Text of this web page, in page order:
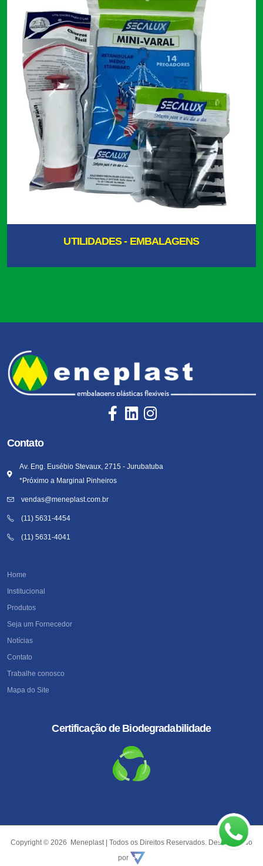
UTILIDADES - EMBALAGENS
Contato
Av. Eng. Eusébio Stevaux, 2715 - Jurubatuba
*Próximo a Marginal Pinheiros
vendas@meneplast.com.br
(11) 5631-4454
(11) 5631-4041
Home
Institucional
Produtos
Seja um Fornecedor
Notícias
Contato
Trabalhe conosco
Mapa do Site
Certificação de Biodegradabilidade
Copyright © 2026 Meneplast | Todos os Direitos Reservados. Desenvolvido
por